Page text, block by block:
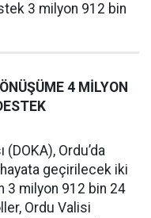
3 milyon 912 bin
4 MİLYON
(DOKA), Ordu’da
geçirilecek iki
3 milyon 912 bin 24
Ordu Valisi